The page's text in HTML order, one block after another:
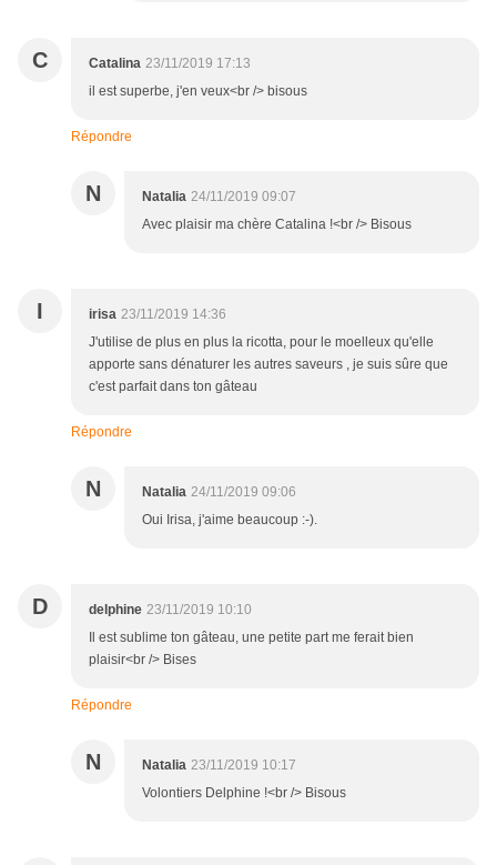
C Catalina 23/11/2019 17:13
il est superbe, j'en veux<br /> bisous
Répondre
N Natalia 24/11/2019 09:07
Avec plaisir ma chère Catalina !<br /> Bisous
I irisa 23/11/2019 14:36
J'utilise de plus en plus la ricotta, pour le moelleux qu'elle
apporte sans dénaturer les autres saveurs , je suis sûre que
c'est parfait dans ton gâteau
Répondre
N Natalia 24/11/2019 09:06
Oui Irisa, j'aime beaucoup :-).
D delphine 23/11/2019 10:10
Il est sublime ton gâteau, une petite part me ferait bien
plaisir<br /> Bises
Répondre
N Natalia 23/11/2019 10:17
Volontiers Delphine !<br /> Bisous